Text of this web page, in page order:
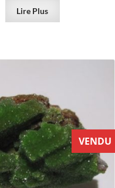
Lire Plus
VENDU